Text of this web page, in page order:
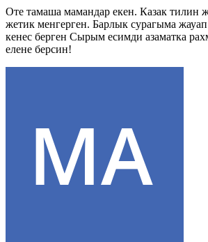
Оте тамаша мамандар екен. Казак тилин
жетик менгерген. Барлык сурагыма
кенес берген Сырым есимди азаматка
елене берсин!